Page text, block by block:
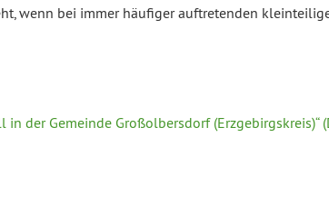
wenn bei immer häufiger auftretenden
der Gemeinde Großolbersdorf (Erzgebirgskreis)“